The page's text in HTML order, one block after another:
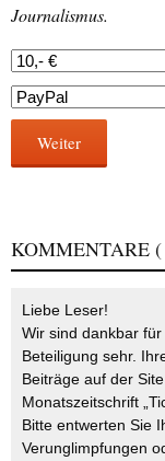
Journalismus.
Weiter
KOMMENTARE
Liebe Leser!
Wir sind dankbar
Beteiligung sehr.
Beiträge auf der
Monatszeitschrift
Bitte entwerten Sie
Verunglimpfungen